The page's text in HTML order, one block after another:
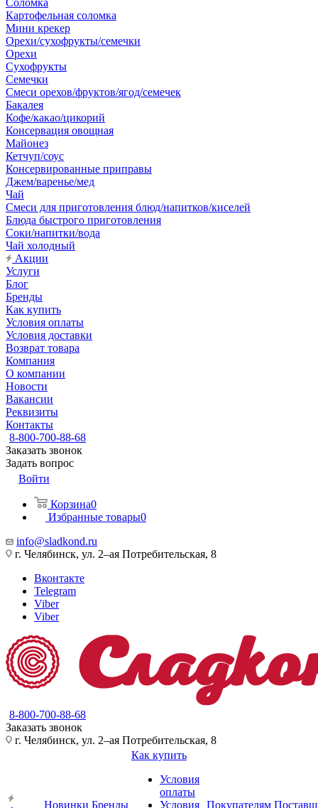
Соломка
Картофельная соломка
Мини крекер
Орехи/сухофрукты/семечки
Орехи
Сухофрукты
Семечки
Смеси орехов/фруктов/ягод/семечек
Бакалея
Кофе/какао/цикорий
Консервация овощная
Майонез
Кетчуп/соус
Консервированные приправы
Джем/варенье/мед
Чай
Смеси для приготовления блюд/напитков/киселей
Блюда быстрого приготовления
Соки/напитки/вода
Чай холодный
Акции
Услуги
Блог
Бренды
Как купить
Условия оплаты
Условия доставки
Возврат товара
Компания
О компании
Новости
Вакансии
Реквизиты
Контакты
8-800-700-88-68
Заказать звонок
Задать вопрос
Войти
Корзина0
Избранные товары0
info@sladkond.ru
г. Челябинск, ул. 2–ая Потребительская, 8
Вконтакте
Telegram
Viber
Viber
8-800-700-88-68
Заказать звонок
г. Челябинск, ул. 2–ая Потребительская, 8
Новинки Бренды
Как купить
Условия
оплаты
Условия Покупателям